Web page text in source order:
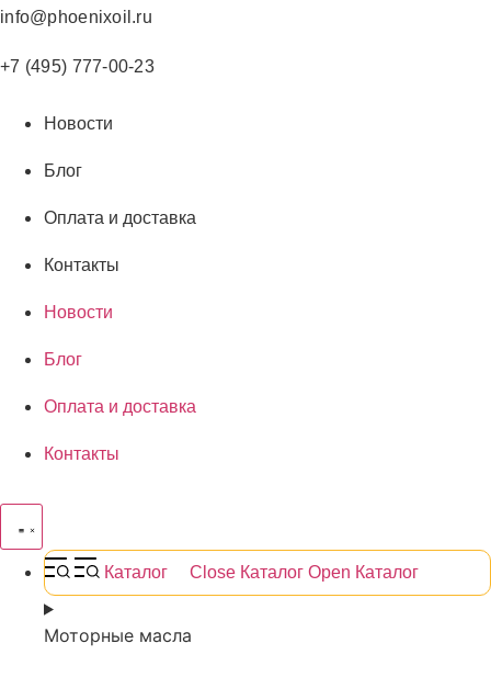
Перейти
содержимому
info@phoenixoil.ru
+7 (495) 777-00-23
Новости
Блог
Оплата и доставка
Контакты
Новости
Блог
Оплата и доставка
Контакты
Каталог Close Каталог Open Каталог
Моторные масла